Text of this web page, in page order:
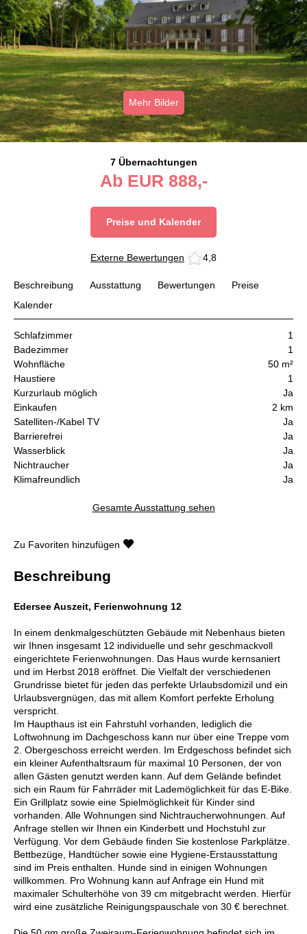
Mehr Bilder
7 Übernachtungen
Ab EUR 888,-
Preise und Kalender
Externe Bewertungen 4,8
Beschreibung Ausstattung Bewertungen
Preise
Kalender
Schlafzimmer
1
Badezimmer
1
Wohnfläche
50 m²
Haustiere
1
Kurzurlaub möglich
Ja
Einkaufen
2 km
Satelliten-/Kabel TV
Ja
Barrierefrei
Ja
Wasserblick
Ja
Nichtraucher
Ja
Klimafreundlich
Ja
Gesamte Ausstattung sehen
Zu Favoriten hinzufügen
Beschreibung
Edersee Auszeit, Ferienwohnung 12
In einem denkmalgeschützten Gebäude mit Nebenhaus bieten
wir Ihnen insgesamt 12 individuelle und sehr geschmackvoll
eingerichtete Ferienwohnungen. Das Haus wurde kernsaniert
und im Herbst 2018 eröffnet. Die Vielfalt der verschiedenen
Grundrisse bietet für jeden das perfekte Urlaubsdomizil und ein
Urlaubsvergnügen, das mit allem Komfort perfekte Erholung
verspricht.
Im Haupthaus ist ein Fahrstuhl vorhanden, lediglich die
Loftwohnung im Dachgeschoss kann nur über eine Treppe vom
2. Obergeschoss erreicht werden. Im Erdgeschoss befindet sich
ein kleiner Aufenthaltsraum für maximal 10 Personen, der von
allen Gästen genutzt werden kann. Auf dem Gelände befindet
sich ein Raum für Fahrräder mit Lademöglichkeit für das E-Bike.
Ein Grillplatz sowie eine Spielmöglichkeit für Kinder sind
vorhanden. Alle Wohnungen sind Nichtraucherwohnungen. Auf
Anfrage stellen wir Ihnen ein Kinderbett und Hochstuhl zur
Verfügung. Vor dem Gebäude finden Sie kostenlose Parkplätze.
Bettbezüge, Handtücher sowie eine Hygiene-Erstausstattung
sind im Preis enthalten. Hunde sind in einigen Wohnungen
willkommen. Pro Wohnung kann auf Anfrage ein Hund mit
maximaler Schulterhöhe von 39 cm mitgebracht werden. Hierfür
wird eine zusätzliche Reinigungspauschale von 30 € berechnet.